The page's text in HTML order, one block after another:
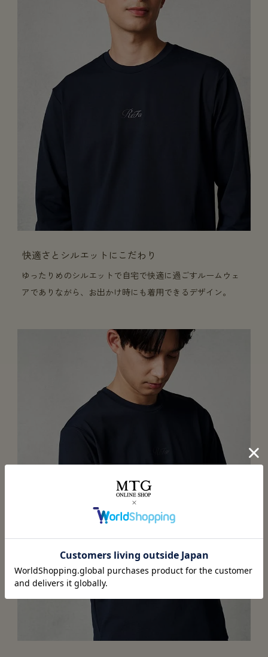
快適さとシルエットにこだわり
ゆったりめのシルエットで自宅で快適に過ごすルームウェ
アでありながら、お出かけ時にも着用できるデザイン。